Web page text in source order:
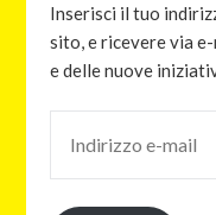
Inserisci il tuo
sito, e ricevere via
e delle nuove